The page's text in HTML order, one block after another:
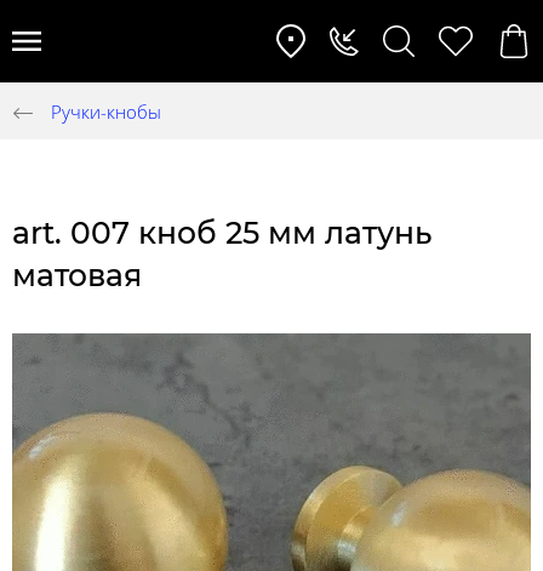
Ручки-кнобы
art. 007 кноб 25 мм латунь
матовая